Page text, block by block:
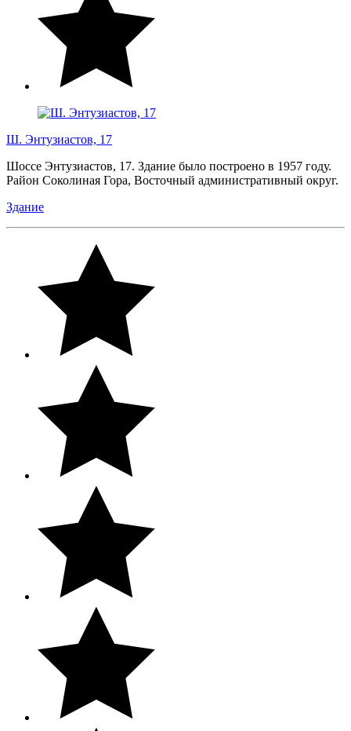
Ш. Энтузиастов, 17
Шоссе Энтузиастов, 17. Здание было построено в 1957 году.
Район Соколиная Гора, Восточный административный округ.
Здание